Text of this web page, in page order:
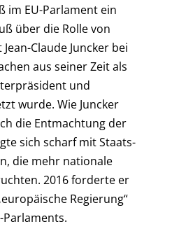
im EU-Parlament ein
über die Rolle von
Claude Juncker bei
aus seiner Zeit als
und
wurde. Wie Juncker
die Entmachtung der
sich scharf mit Staats-
die mehr nationale
2016 forderte er
Regierung“